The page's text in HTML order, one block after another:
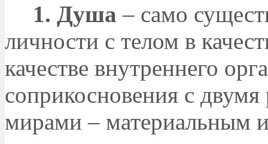
1. Душа – само
личности с телом в
качестве внутреннего
соприкосновения с
мирами – материальным